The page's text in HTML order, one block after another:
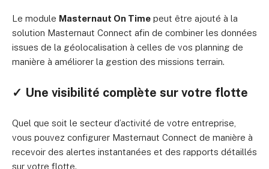
Le module Masternaut On Time peut être ajouté à la
solution Masternaut Connect afin de combiner les données
issues de la géolocalisation à celles de vos planning de
manière à améliorer la gestion des missions terrain.
✓ Une visibilité complète sur votre flotte
Quel que soit le secteur d’activité de votre entreprise,
vous pouvez configurer Masternaut Connect de manière à
recevoir des alertes instantanées et des rapports détaillés
sur votre flotte.